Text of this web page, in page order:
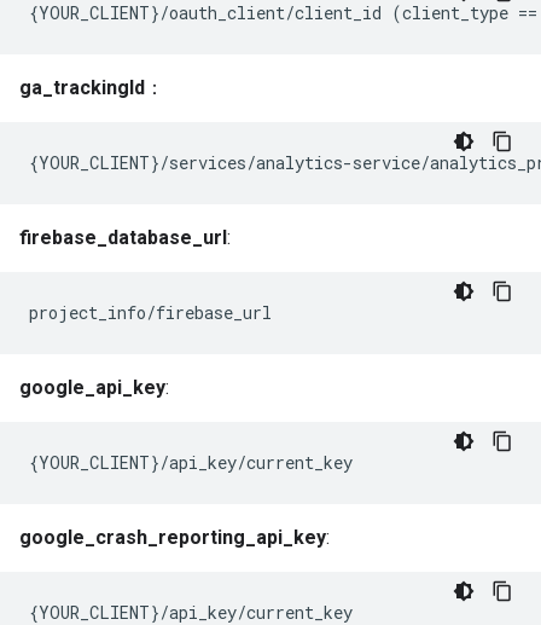
{YOUR_CLIENT}/oauth_client/client_id (client_type ==
ga_trackingId ：
{YOUR_CLIENT}/services/analytics-service/
firebase_database_url:
project_info/firebase_url
google_api_key:
{YOUR_CLIENT}/api_key/current_key
google_crash_reporting_api_key:
{YOUR_CLIENT}/api_key/current_key